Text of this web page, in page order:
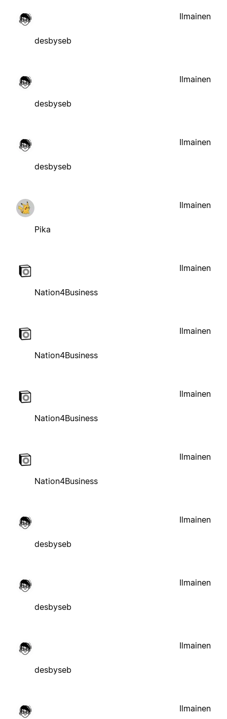
desbyseb
Ilmainen
desbyseb
Ilmainen
desbyseb
Ilmainen
Pika
Ilmainen
Nation4Business
Ilmainen
Nation4Business
Ilmainen
Nation4Business
Ilmainen
Nation4Business
Ilmainen
desbyseb
Ilmainen
desbyseb
Ilmainen
desbyseb
Ilmainen
Ilmainen